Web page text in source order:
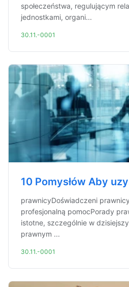
społeczeństwa, regulującym
jednostkami, organi...
30.11.-0001
10 Pomysłów Aby
prawnicyDoświadczeni
profesjonalną pomocPorady
istotne, szczególnie w
prawnym ...
30.11.-0001